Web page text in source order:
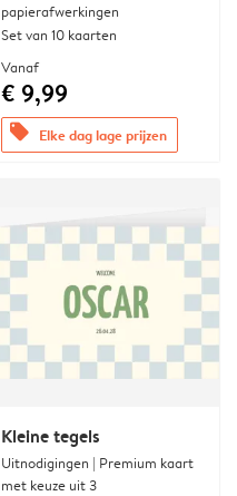
papierafwerkingen
Set van 10 kaarten
Vanaf
€ 9,99
offers Elke dag lage prijzen
Kleine tegels
Uitnodigingen | Premium kaart
met keuze uit 3